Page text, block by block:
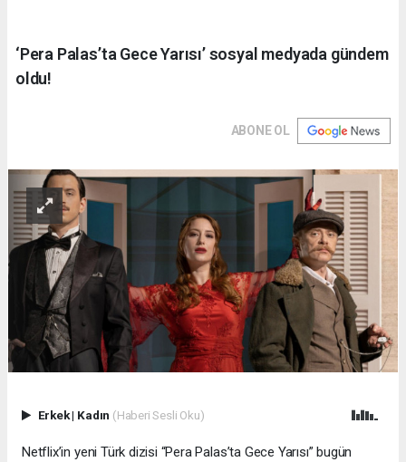
‘Pera Palas’ta Gece Yarısı’ sosyal medyada gündem
oldu!
ABONE OL
Erkek| Kadın (Haberi Sesli Oku)
Netflix’in yeni Türk dizisi “Pera Palas’ta Gece Yarısı” bugün